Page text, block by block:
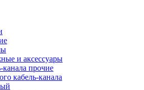
и аксессуары
канала прочие
кабель-канала